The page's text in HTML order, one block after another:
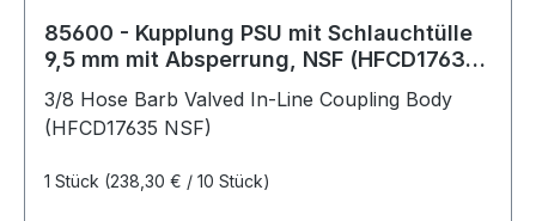
85600 - Kupplung PSU mit Schlauchtülle
9,5 mm mit Absperrung, NSF (HFCD17635
3/8 Hose Barb Valved In-Line Coupling Body
(HFCD17635 NSF)
1 Stück (238,30 € / 10 Stück)